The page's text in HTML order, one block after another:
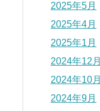
2025年5月
2025年4月
2025年1月
2024年12月
2024年10月
2024年9月